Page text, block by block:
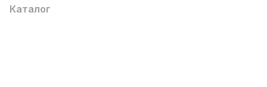
Каталог